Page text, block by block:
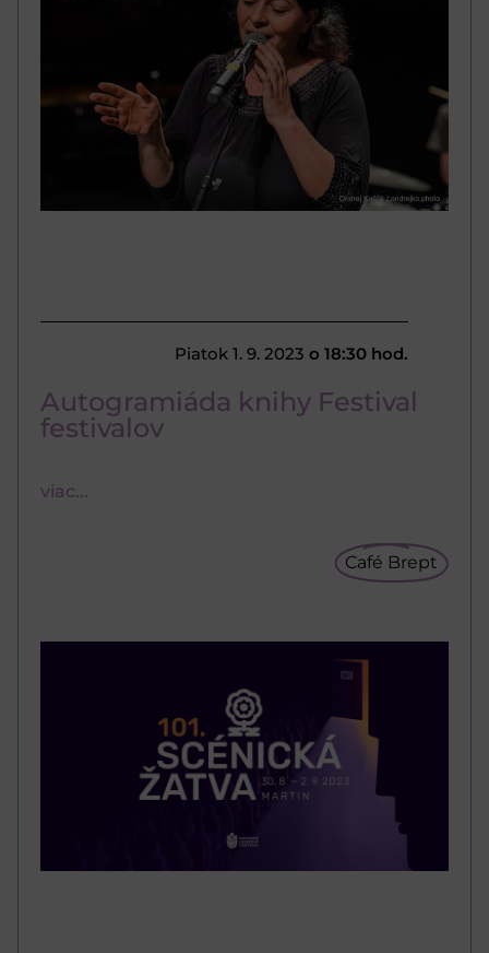
Piatok 1. 9. 2023 o 18:30 hod.
Autogramiáda knihy Festival
festivalov
viac...
Café Brept